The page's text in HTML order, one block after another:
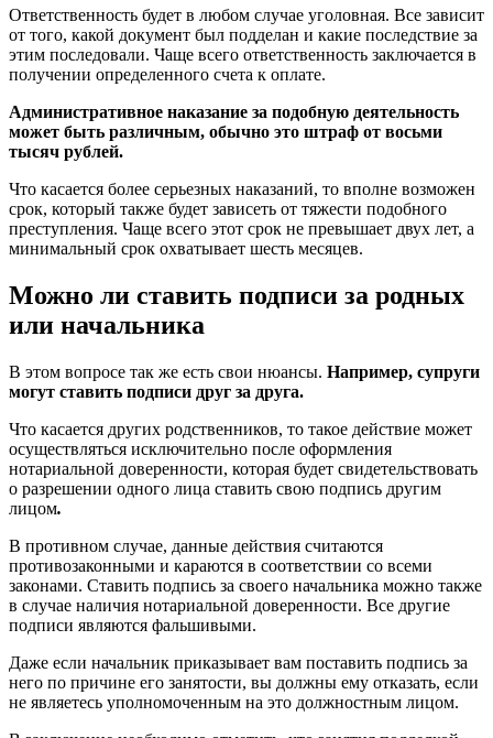
Ответственность будет в любом случае уголовная. Все зависит
от того, какой документ был подделан и какие последствие за
этим последовали. Чаще всего ответственность заключается в
получении определенного счета к оплате.
Административное наказание за подобную деятельность
может быть различным, обычно это штраф от восьми
тысяч рублей.
Что касается более серьезных наказаний, то вполне возможен
срок, который также будет зависеть от тяжести подобного
преступления. Чаще всего этот срок не превышает двух лет, а
минимальный срок охватывает шесть месяцев.
Можно ли ставить подписи за родных
или начальника
В этом вопросе так же есть свои нюансы. Например, супруги
могут ставить подписи друг за друга.
Что касается других родственников, то такое действие может
осуществляться исключительно после оформления
нотариальной доверенности, которая будет свидетельствовать
о разрешении одного лица ставить свою подпись другим
лицом.
В противном случае, данные действия считаются
противозаконными и караются в соответствии со всеми
законами. Ставить подпись за своего начальника можно также
в случае наличия нотариальной доверенности. Все другие
подписи являются фальшивыми.
Даже если начальник приказывает вам поставить подпись за
него по причине его занятости, вы должны ему отказать, если
не являетесь уполномоченным на это должностным лицом.